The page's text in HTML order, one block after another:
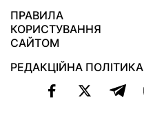
ПРАВИЛА
КОРИСТУВАННЯ
САЙТОМ
РЕДАКЦІЙНА ПОЛІТИКА